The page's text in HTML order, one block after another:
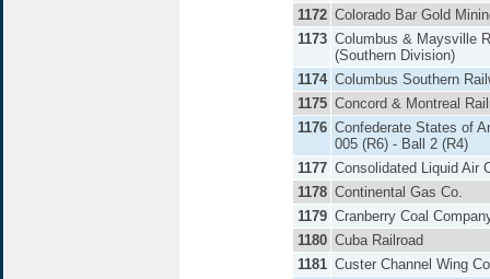
1172 Colorado Bar Gold
1173 Columbus & Maysville
(Southern Division)
1174 Columbus Southern
1175 Concord & Montreal
1176 Confederate States of
005 (R6) - Ball 2 (R4)
1177 Consolidated Liquid Air
1178 Continental Gas Co.
1179 Cranberry Coal
1180 Cuba Railroad
1181 Custer Channel Wing